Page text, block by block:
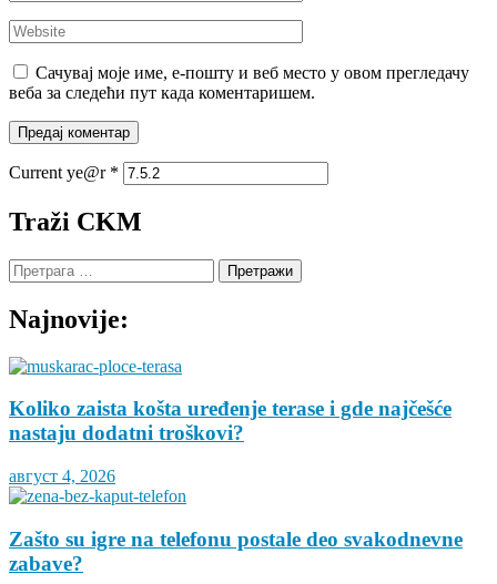
Website
Сачувај моје име, е-пошту и веб место у овом прегледачу
веба за следећи пут када коментаришем.
Current ye@r *
Traži CKM
Претрага
за:
Najnovije:
Koliko zaista košta uređenje terase i gde najčešće
nastaju dodatni troškovi?
август 4, 2026
Zašto su igre na telefonu postale deo svakodnevne
zabave?